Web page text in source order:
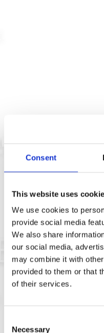
Consent
This website uses
We use cookies to
provide social media
We also share
our social media,
may combine it with
provided to them or that
of their services.
Necessary